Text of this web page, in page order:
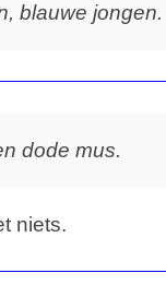
blauwe jongen.
dode mus.
niets.